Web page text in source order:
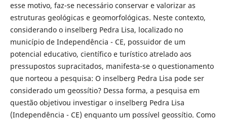
esse motivo, faz-se necessário conservar e valorizar as
estruturas geológicas e geomorfológicas. Neste contexto,
considerando o inselberg Pedra Lisa, localizado no
município de Independência - CE, possuidor de um
potencial educativo, científico e turístico atrelado aos
pressupostos supracitados, manifesta-se o questionamento
que norteou a pesquisa: O inselberg Pedra Lisa pode ser
considerado um geossítio? Dessa forma, a pesquisa em
questão objetivou investigar o inselberg Pedra Lisa
(Independência - CE) enquanto um possível geossítio. Como